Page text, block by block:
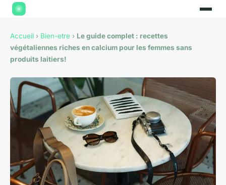
Accueil › Bien-etre › Le guide complet : recettes
végétaliennes riches en calcium pour les femmes sans
produits laitiers!